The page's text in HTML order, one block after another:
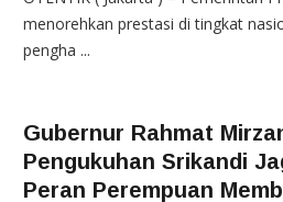
menorehkan prestasi di tingkat
pengha ...
Gubernur Rahmat
Pengukuhan Srikandi
Peran Perempuan